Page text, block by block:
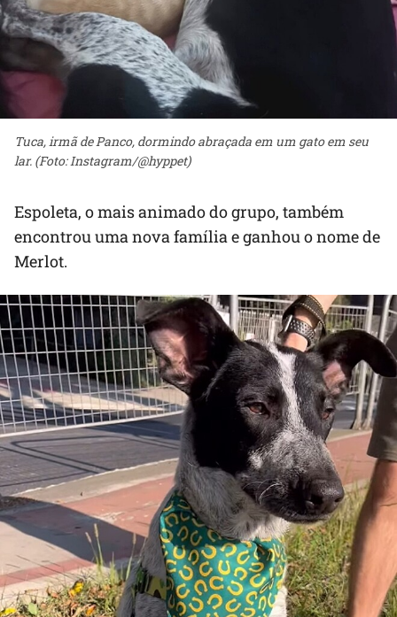
Tuca, irmã de Panco, dormindo abraçada em um gato em seu
lar. (Foto: Instagram/@hyppet)
Espoleta, o mais animado do grupo, também
encontrou uma nova família e ganhou o nome de
Merlot.